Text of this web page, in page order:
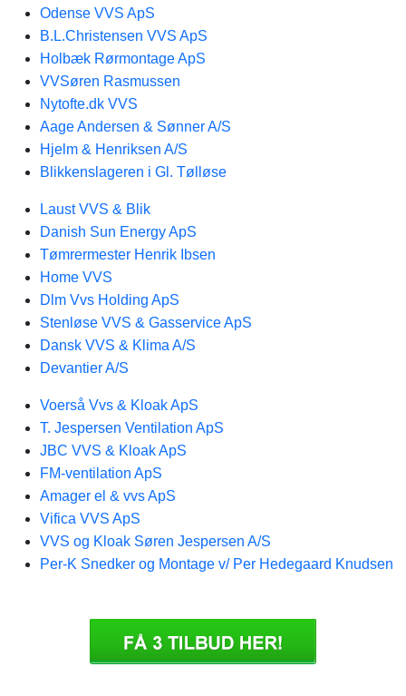
Odense VVS ApS
B.L.Christensen VVS ApS
Holbæk Rørmontage ApS
VVSøren Rasmussen
Nytofte.dk VVS
Aage Andersen & Sønner A/S
Hjelm & Henriksen A/S
Blikkenslageren i Gl. Tølløse
Laust VVS & Blik
Danish Sun Energy ApS
Tømrermester Henrik Ibsen
Home VVS
Dlm Vvs Holding ApS
Stenløse VVS & Gasservice ApS
Dansk VVS & Klima A/S
Devantier A/S
Voerså Vvs & Kloak ApS
T. Jespersen Ventilation ApS
JBC VVS & Kloak ApS
FM-ventilation ApS
Amager el & vvs ApS
Vifica VVS ApS
VVS og Kloak Søren Jespersen A/S
Per-K Snedker og Montage v/ Per Hedegaard Knudsen